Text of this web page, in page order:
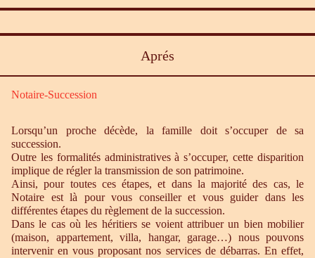
Aprés
Notaire-Succession
Lorsqu’un proche décède, la famille doit s’occuper de sa
succession.
Outre les formalités administratives à s’occuper, cette disparition
implique de régler la transmission de son patrimoine.
Ainsi, pour toutes ces étapes, et dans la majorité des cas, le
Notaire est là pour vous conseiller et vous guider dans les
différentes étapes du règlement de la succession.
Dans le cas où les héritiers se voient attribuer un bien mobilier
(maison, appartement, villa, hangar, garage…) nous pouvons
intervenir en vous proposant nos services de débarras. En effet,